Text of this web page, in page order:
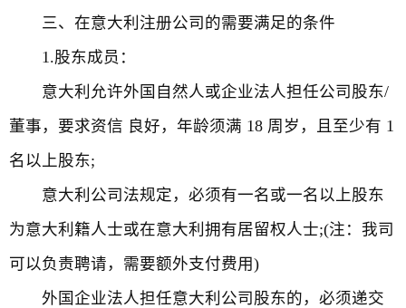
三、在意大利注册公司的需要满足的条件
1.股东成员：
意大利允许外国自然人或企业法人担任公司股东/
董事，要求资信 良好，年龄须满 18 周岁，且至少有 1
名以上股东;
意大利公司法规定，必须有一名或一名以上股东
为意大利籍人士或在意大利拥有居留权人士;(注：我司
可以负责聘请，需要额外支付费用)
外国企业法人担任意大利公司股东的，必须递交